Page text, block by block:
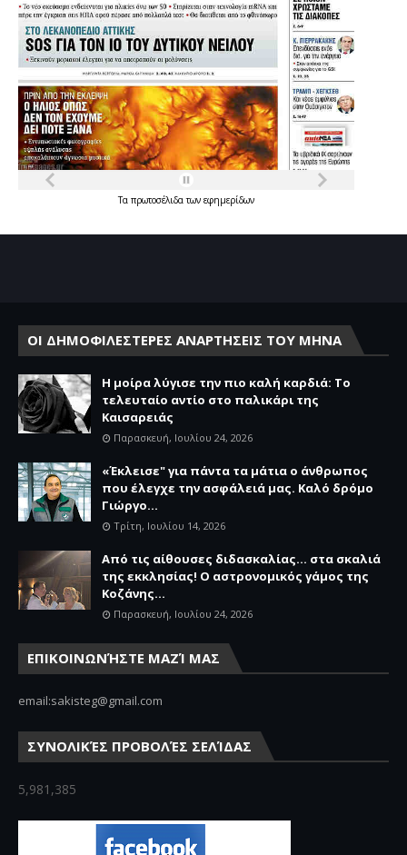
Τα πρωτοσέλιδατων εφημερίδων
ΟΙ ΔΗΜΟΦΙΛΕΣΤΕΡΕΣ ΑΝΑΡΤΗΣΕΙΣ ΤΟΥ ΜΗΝΑ
Η μοίρα λύγισε την πιο καλή καρδιά: Το
τελευταίο αντίο στο παλικάρι της
Καισαρειάς
Παρασκευή, Ιουλίου 24, 2026
«Έκλεισε" για πάντα τα μάτια ο άνθρωπος
που έλεγχε την ασφάλειά μας. Καλό δρόμο
Γιώργο...
Τρίτη, Ιουλίου 14, 2026
Από τις αίθουσες διδασκαλίας… στα σκαλιά
της εκκλησίας! Ο αστρονομικός γάμος της
Κοζάνης...
Παρασκευή, Ιουλίου 24, 2026
ΕΠΙΚΟΙΝΩΝΉΣΤΕ ΜΑΖΊ ΜΑΣ
email:sakisteg@gmail.com
ΣΥΝΟΛΙΚΈΣ ΠΡΟΒΟΛΈΣ ΣΕΛΊΔΑΣ
5,981,385